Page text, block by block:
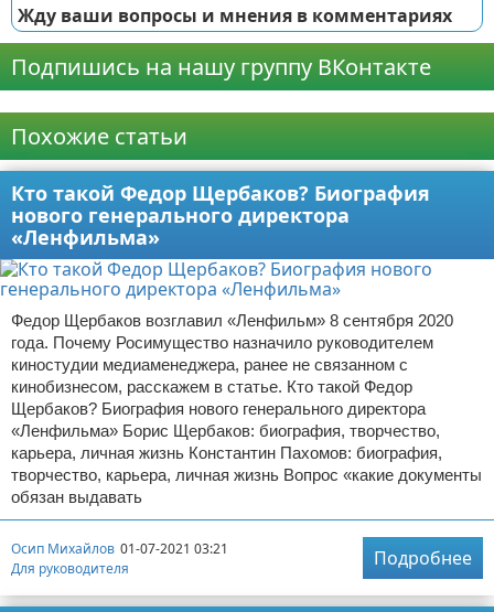
Жду ваши вопросы и мнения в комментариях
Подпишись на нашу группу ВКонтакте
Похожие статьи
Кто такой Федор Щербаков? Биография
нового генерального директора
«Ленфильма»
Федор Щербаков возглавил «Ленфильм» 8 сентября 2020
года. Почему Росимущество назначило руководителем
киностудии медиаменеджера, ранее не связанном с
кинобизнесом, расскажем в статье. Кто такой Федор
Щербаков? Биография нового генерального директора
«Ленфильма» Борис Щербаков: биография, творчество,
карьера, личная жизнь Константин Пахомов: биография,
творчество, карьера, личная жизнь Вопрос «какие документы
обязан выдавать
Осип Михайлов 01-07-2021 03:21
Для руководителя
Подробнее